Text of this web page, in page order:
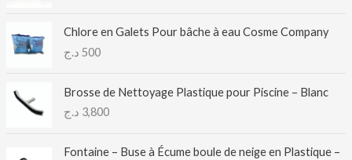
Chlore en Galets Pour bâche à eau Cosme Company
500 د.ج
Brosse de Nettoyage Plastique pour Piscine – Blanc
3,800 د.ج
Fontaine – Buse à Écume boule de neige en Plastique –